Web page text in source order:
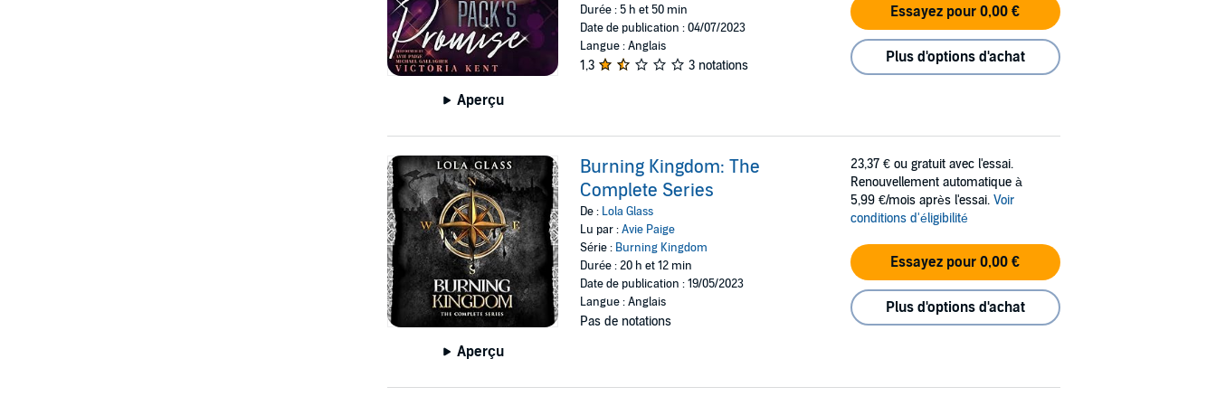
Aperçu
Durée : 5 h et 50 min
Date de publication : 04/07/2023
Langue : Anglais
1,3 3 notations
Essayez pour 0,00 €
Plus d'options d'achat
Aperçu
Burning Kingdom: The
Complete Series
De : Lola Glass
Lu par :Avie Paige
Série : Burning Kingdom
Durée : 20 h et 12 min
Date de publication : 19/05/2023
Langue : Anglais
Pas de notations
23,37 € ou gratuit avec l'essai.
Renouvellement automatique à
5,99 €/mois après l'essai. Voir
conditions d'éligibilité
Essayez pour 0,00 €
Plus d'options d'achat